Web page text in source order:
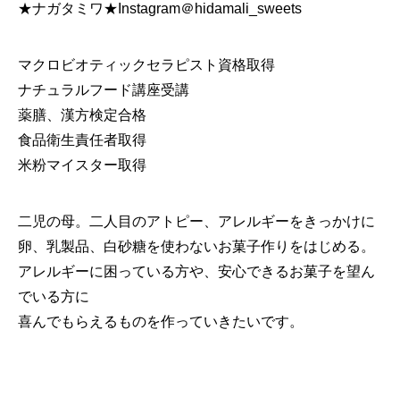
★ナガタミワ★Instagram＠hidamali_sweets
マクロビオティックセラピスト資格取得
ナチュラルフード講座受講
薬膳、漢方検定合格
食品衛生責任者取得
米粉マイスター取得
二児の母。二人目のアトピー、アレルギーをきっかけに
卵、乳製品、白砂糖を使わないお菓子作りをはじめる。
アレルギーに困っている方や、安心できるお菓子を望ん
でいる方に
喜んでもらえるものを作っていきたいです。